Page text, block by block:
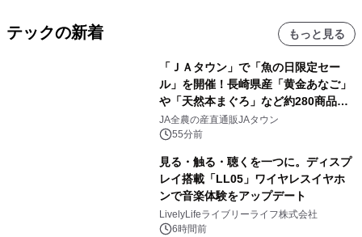
テックの新着 もっと見る
「ＪＡタウン」で「魚の日限定セー
ル」を開催！長崎県産「黄金あなご」
や「天然本まぐろ」など約280商品を
販売！～毎月１０日の定例企画～
JA全農の産直通販JAタウン
55分前
見る・触る・聴くを一つに。ディスプ
レイ搭載「LL05」ワイヤレスイヤホ
ンで音楽体験をアップデート
LivelyLifeライブリーライフ株式会社
6時間前